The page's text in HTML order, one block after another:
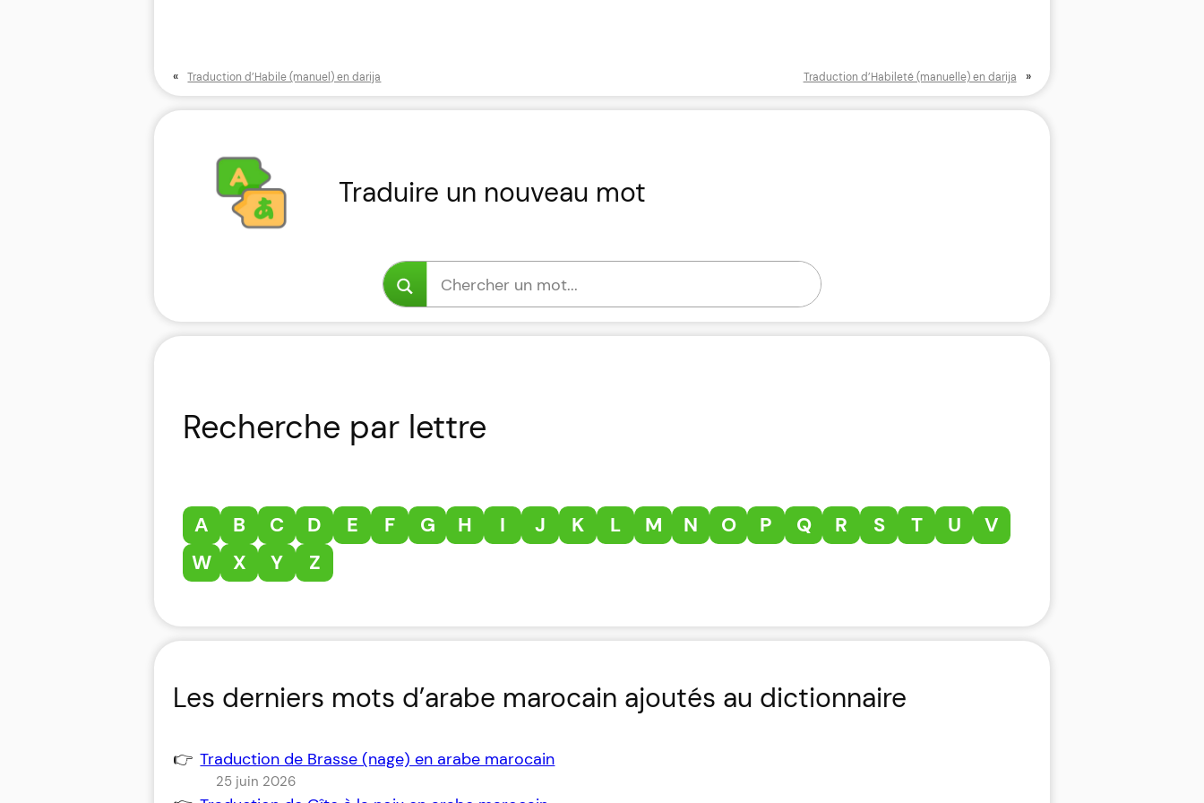
« Traduction d’Habile (manuel) en darija Traduction d’Habileté (manuelle) en darija »
Traduire un nouveau mot
Recherche par lettre
A B C D E F G H I J K L M N O P Q R S T U
V
W
X Y Z
Les derniers mots d’arabe marocain ajoutés au dictionnaire
Traduction de Brasse (nage) en arabe marocain
25 juin 2026